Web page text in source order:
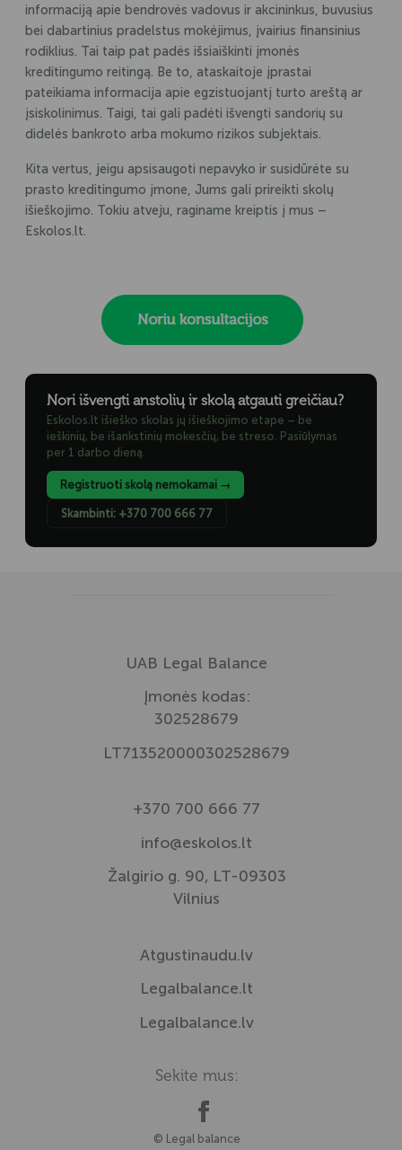
informaciją apie bendrovės vadovus ir akcininkus, buvusius
bei dabartinius pradelstus mokėjimus, įvairius finansinius
rodiklius. Tai taip pat padės išsiaiškinti įmonės
kreditingumo reitingą. Be to, ataskaitoje įprastai
pateikiama informacija apie egzistuojantį turto areštą ar
įsiskolinimus. Taigi, tai gali padėti išvengti sandorių su
didelės bankroto arba mokumo rizikos subjektais.
Kita vertus, jeigu apsisaugoti nepavyko ir susidūrėte su
prasto kreditingumo įmone, Jums gali prireikti skolų
išieškojimo. Tokiu atveju, raginame kreiptis į mus –
Eskolos.lt.
Nori išvengti anstolių ir skolą atgauti greičiau?
Eskolos.lt išieško skolas jų išieškojimo etape – be
ieškinių, be išankstinių mokesčių, be streso. Pasiūlymas
per 1 darbo dieną.
Registruoti skolą nemokamai →
Skambinti: +370 700 666 77
UAB Legal Balance
Įmonės kodas:
302528679
LT713520000302528679
+370 700 666 77
info@eskolos.lt
Žalgirio g. 90, LT-09303
Vilnius
Atgustinaudu.lv
Legalbalance.lt
Legalbalance.lv
Sekite mus:
© Legal balance